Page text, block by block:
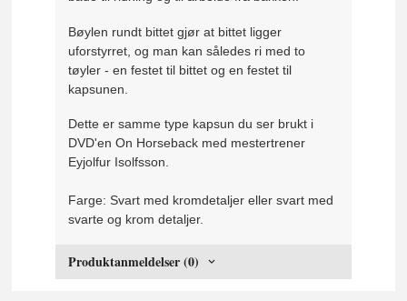
Bøylen rundt bittet gjør at bittet ligger
uforstyrret, og man kan således ri med to
tøyler - en festet til bittet og en festet til
kapsunen.
Dette er samme type kapsun du ser brukt i
DVD'en On Horseback med mestertrener
Eyjolfur Isolfsson.
Farge: Svart med kromdetaljer eller svart med
svarte og krom detaljer.
Produktanmeldelser (0)